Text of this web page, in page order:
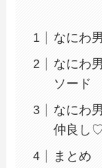
なにわ
なにわ
ソード
なにわ
仲良し♡
まとめ